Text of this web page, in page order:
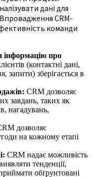
дані для
CRM-
команди
інформацію про
(контактні дані,
запити) зберігається в
CRM дозволяє
завдань, таких як
нагадувань,
дозволяє
на кожному етапі
CRM надає можливість
тенденції,
обґрунтовані